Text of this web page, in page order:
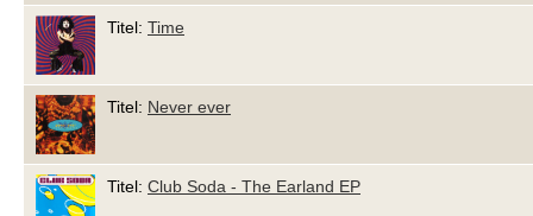
Titel: Time
Titel: Never ever
Titel: Club Soda - The Earland EP